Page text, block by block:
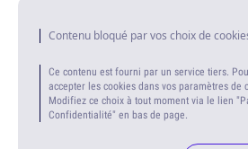
Contenu bloqué par vos choix de
Ce contenu est fourni par un service tiers.
accepter les cookies dans vos paramètres de
Modifiez ce choix à tout moment via le lien
Confidentialité" en bas de page.